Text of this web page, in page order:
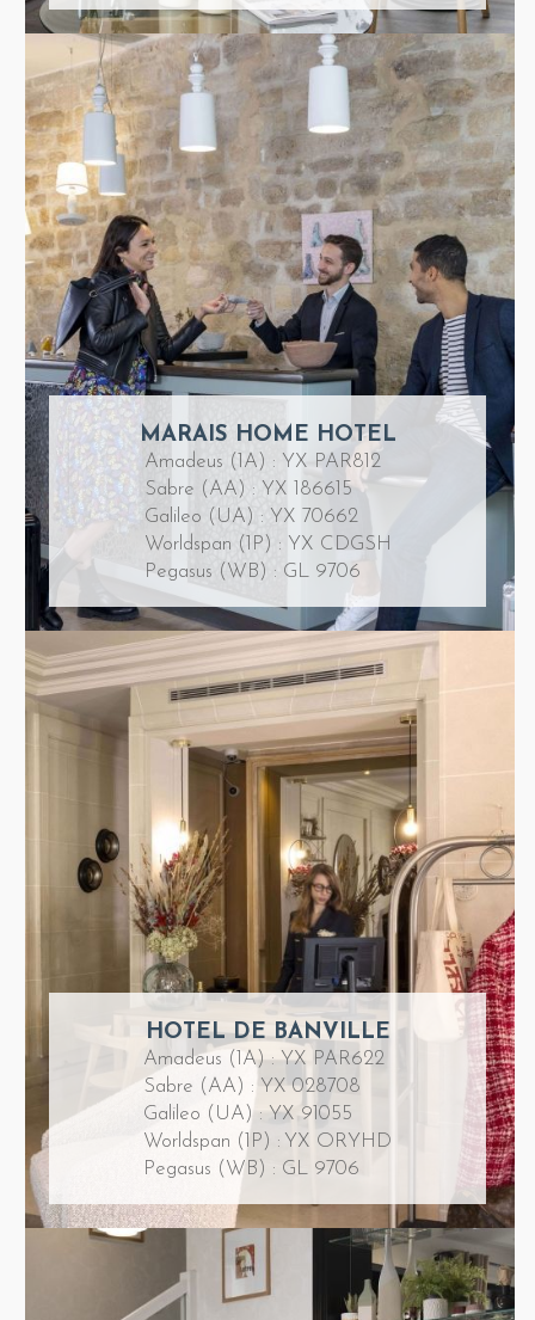
MARAIS HOME HOTEL
Amadeus (1A) : YX PAR812
Sabre (AA) : YX 186615
Galileo (UA) : YX 70662
Worldspan (1P) : YX CDGSH
Pegasus (WB) : GL 9706
HOTEL DE BANVILLE
Amadeus (1A) : YX PAR622
Sabre (AA) : YX 028708
Galileo (UA) : YX 91055
Worldspan (1P) : YX ORYHD
Pegasus (WB) : GL 9706